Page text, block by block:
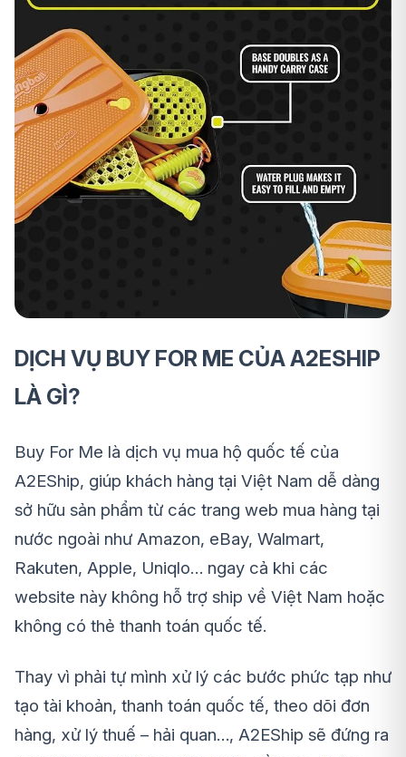
DỊCH VỤ BUY FOR ME CỦA A2ESHIP
LÀ GÌ?
Buy For Me là dịch vụ mua hộ quốc tế của
A2EShip, giúp khách hàng tại Việt Nam dễ dàng
sở hữu sản phẩm từ các trang web mua hàng tại
nước ngoài như Amazon, eBay, Walmart,
Rakuten, Apple, Uniqlo… ngay cả khi các
website này không hỗ trợ ship về Việt Nam hoặc
không có thẻ thanh toán quốc tế.
Thay vì phải tự mình xử lý các bước phức tạp như
tạo tài khoản, thanh toán quốc tế, theo dõi đơn
hàng, xử lý thuế – hải quan…, A2EShip sẽ đứng ra